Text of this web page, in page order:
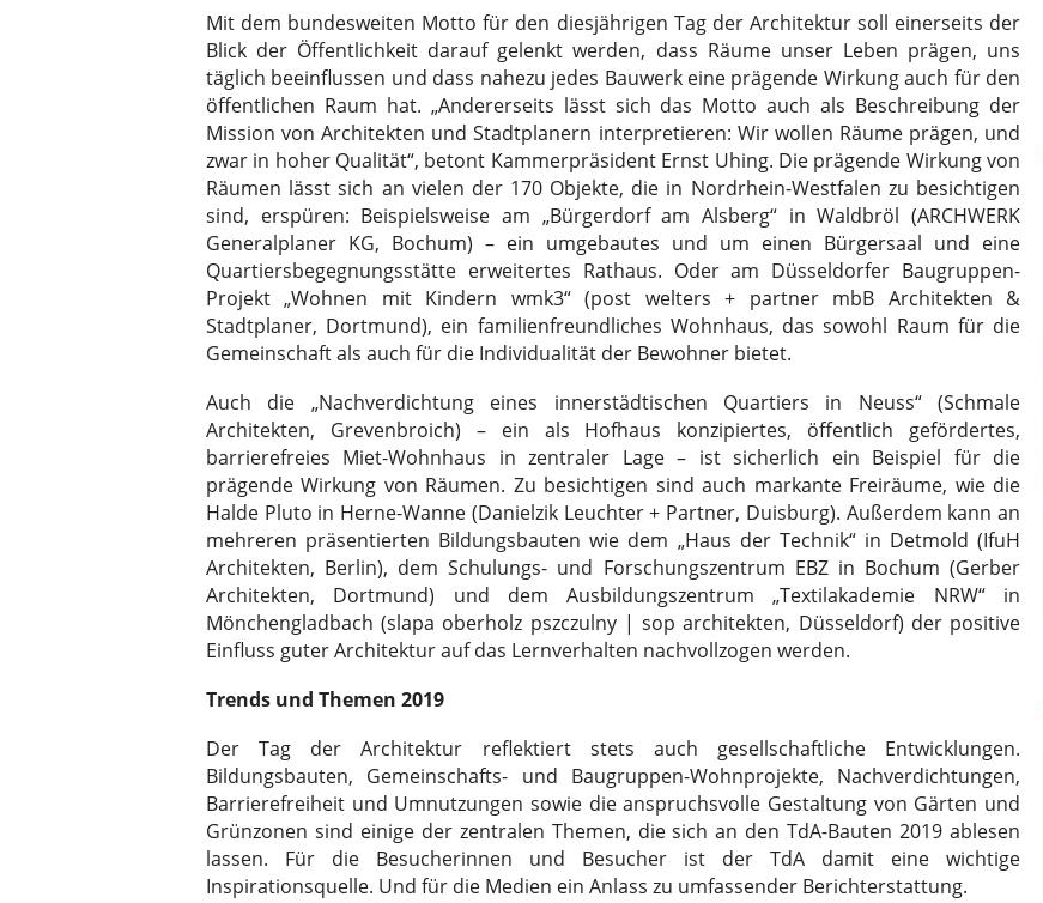
Mit dem bundesweiten Motto für den diesjährigen Tag der Architektur soll einerseits der
Blick der Öffentlichkeit darauf gelenkt werden, dass Räume unser Leben prägen, uns
täglich beeinflussen und dass nahezu jedes Bauwerk eine prägende Wirkung auch für den
öffentlichen Raum hat. „Andererseits lässt sich das Motto auch als Beschreibung der
Mission von Architekten und Stadtplanern interpretieren: Wir wollen Räume prägen, und
zwar in hoher Qualität“, betont Kammerpräsident Ernst Uhing. Die prägende Wirkung von
Räumen lässt sich an vielen der 170 Objekte, die in Nordrhein-Westfalen zu besichtigen
sind, erspüren: Beispielsweise am „Bürgerdorf am Alsberg“ in Waldbröl (ARCHWERK
Generalplaner KG, Bochum) – ein umgebautes und um einen Bürgersaal und eine
Quartiersbegegnungsstätte erweitertes Rathaus. Oder am Düsseldorfer Baugruppen-
Projekt „Wohnen mit Kindern wmk3“ (post welters + partner mbB Architekten &
Stadtplaner, Dortmund), ein familienfreundliches Wohnhaus, das sowohl Raum für die
Gemeinschaft als auch für die Individualität der Bewohner bietet.
Auch die „Nachverdichtung eines innerstädtischen Quartiers in Neuss“ (Schmale
Architekten, Grevenbroich) – ein als Hofhaus konzipiertes, öffentlich gefördertes,
barrierefreies Miet-Wohnhaus in zentraler Lage – ist sicherlich ein Beispiel für die
prägende Wirkung von Räumen. Zu besichtigen sind auch markante Freiräume, wie die
Halde Pluto in Herne-Wanne (Danielzik Leuchter + Partner, Duisburg). Außerdem kann an
mehreren präsentierten Bildungsbauten wie dem „Haus der Technik“ in Detmold (IfuH
Architekten, Berlin), dem Schulungs- und Forschungszentrum EBZ in Bochum (Gerber
Architekten, Dortmund) und dem Ausbildungszentrum „Textilakademie NRW“ in
Mönchengladbach (slapa oberholz pszczulny | sop architekten, Düsseldorf) der positive
Einfluss guter Architektur auf das Lernverhalten nachvollzogen werden.
Trends und Themen 2019
Der Tag der Architektur reflektiert stets auch gesellschaftliche Entwicklungen.
Bildungsbauten, Gemeinschafts- und Baugruppen-Wohnprojekte, Nachverdichtungen,
Barrierefreiheit und Umnutzungen sowie die anspruchsvolle Gestaltung von Gärten und
Grünzonen sind einige der zentralen Themen, die sich an den TdA-Bauten 2019 ablesen
lassen. Für die Besucherinnen und Besucher ist der TdA damit eine wichtige
Inspirationsquelle. Und für die Medien ein Anlass zu umfassender Berichterstattung.